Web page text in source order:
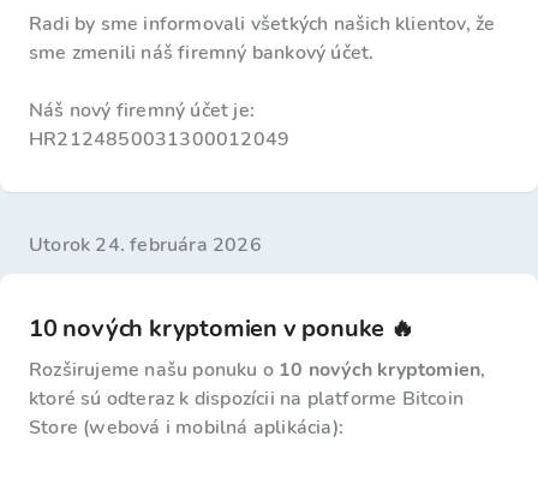
Radi by sme informovali všetkých našich klientov, že
sme zmenili náš firemný bankový účet.
Náš nový firemný účet je:
HR2124850031300012049
utorok 24. februára 2026
10 nových kryptomien v ponuke 🔥
Rozširujeme našu ponuku o 10 nových kryptomien,
ktoré sú odteraz k dispozícii na platforme Bitcoin
Store (webová i mobilná aplikácia):